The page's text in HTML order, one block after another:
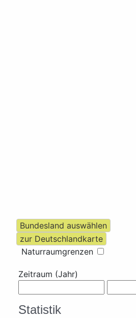
Naturraumgrenzen
Zeitraum (Jahr)
Statistik